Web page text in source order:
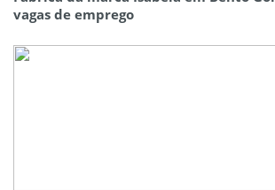
vagas de emprego